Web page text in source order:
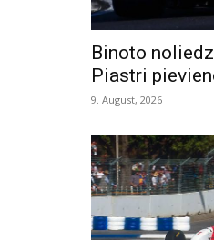
Binoto
Piastri
9. August, 2026